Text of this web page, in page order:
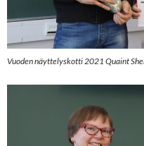
Vuoden näyttelyskotti 2021 Quaint